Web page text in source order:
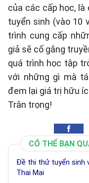
của các cấp học,
tuyển sinh (vào 10
trình cung cấp
giả sẽ cố gắng
quá trình học tập
với những gì mà
đem lại giá trị hữu
Trân trọng!
CÓ THỂ BẠN
Đề thi thử tuyển sinh
Thai Mai